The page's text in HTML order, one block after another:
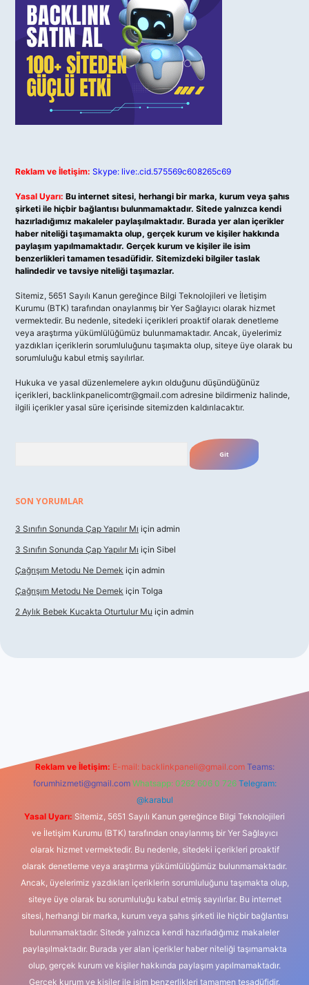
Reklam ve İletişim: Skype: live:.cid.575569c608265c69
Yasal Uyarı: Bu internet sitesi, herhangi bir marka, kurum veya şahıs
şirketi ile hiçbir bağlantısı bulunmamaktadır. Sitede yalnızca kendi
hazırladığımız makaleler paylaşılmaktadır. Burada yer alan içerikler
haber niteliği taşımamakta olup, gerçek kurum ve kişiler hakkında
paylaşım yapılmamaktadır. Gerçek kurum ve kişiler ile isim
benzerlikleri tamamen tesadüfidir. Sitemizdeki bilgiler taslak
halindedir ve tavsiye niteliği taşımazlar.
Sitemiz, 5651 Sayılı Kanun gereğince Bilgi Teknolojileri ve İletişim
Kurumu (BTK) tarafından onaylanmış bir Yer Sağlayıcı olarak hizmet
vermektedir. Bu nedenle, sitedeki içerikleri proaktif olarak denetleme
veya araştırma yükümlülüğümüz bulunmamaktadır. Ancak, üyelerimiz
yazdıkları içeriklerin sorumluluğunu taşımakta olup, siteye üye olarak bu
sorumluluğu kabul etmiş sayılırlar.
Hukuka ve yasal düzenlemelere aykırı olduğunu düşündüğünüz
içerikleri, backlinkpanelicomtr@gmail.com adresine bildirmeniz halinde,
ilgili içerikler yasal süre içerisinde sitemizden kaldırılacaktır.
SON YORUMLAR
3 Sınıfın Sonunda Çap Yapılır Mı için admin
3 Sınıfın Sonunda Çap Yapılır Mı için Sibel
Çağrışım Metodu Ne Demek için admin
Çağrışım Metodu Ne Demek için Tolga
2 Aylık Bebek Kucakta Oturtulur Mu için admin
Reklam ve İletişim: E-mail: backlinkpaneli@gmail.com Teams:
forumhizmeti@gmail.com Whatsapp: 0262 606 0 726 Telegram:
@karabul
Yasal Uyarı: Sitemiz, 5651 Sayılı Kanun gereğince Bilgi Teknolojileri
ve İletişim Kurumu (BTK) tarafından onaylanmış bir Yer Sağlayıcı
olarak hizmet vermektedir. Bu nedenle, sitedeki içerikleri proaktif
olarak denetleme veya araştırma yükümlülüğümüz bulunmamaktadır.
Ancak, üyelerimiz yazdıkları içeriklerin sorumluluğunu taşımakta olup,
siteye üye olarak bu sorumluluğu kabul etmiş sayılırlar. Bu internet
sitesi, herhangi bir marka, kurum veya şahıs şirketi ile hiçbir bağlantısı
bulunmamaktadır. Sitede yalnızca kendi hazırladığımız makaleler
paylaşılmaktadır. Burada yer alan içerikler haber niteliği taşımamakta
olup, gerçek kurum ve kişiler hakkında paylaşım yapılmamaktadır.
Gerçek kurum ve kişiler ile isim benzerlikleri tamamen tesadüfidir.